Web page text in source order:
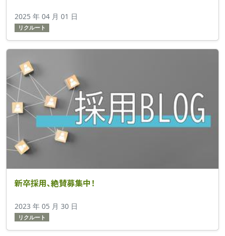
2025 年 04 月 01 日
リクルート
新卒採用、絶賛募集中！
2023 年 05 月 30 日
リクルート